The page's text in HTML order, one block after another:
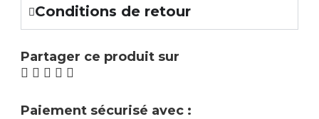
Conditions de retour
Partager ce produit sur
Paiement sécurisé avec :